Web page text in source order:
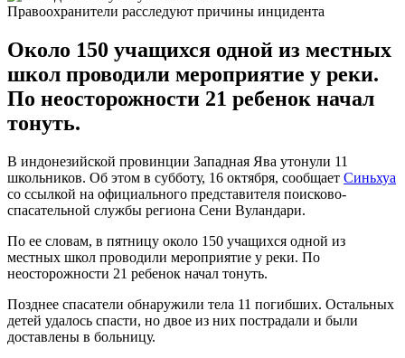
Правоохранители расследуют причины инцидента
Около 150 учащихся одной из местных
школ проводили мероприятие у реки.
По неосторожности 21 ребенок начал
тонуть.
В индонезийской провинции Западная Ява утонули 11
школьников. Об этом в субботу, 16 октября, сообщает Синьхуа
со ссылкой на официального представителя поисково-
спасательной службы региона Сени Вуландари.
По ее словам, в пятницу около 150 учащихся одной из
местных школ проводили мероприятие у реки. По
неосторожности 21 ребенок начал тонуть.
Позднее спасатели обнаружили тела 11 погибших. Остальных
детей удалось спасти, но двое из них пострадали и были
доставлены в больницу.